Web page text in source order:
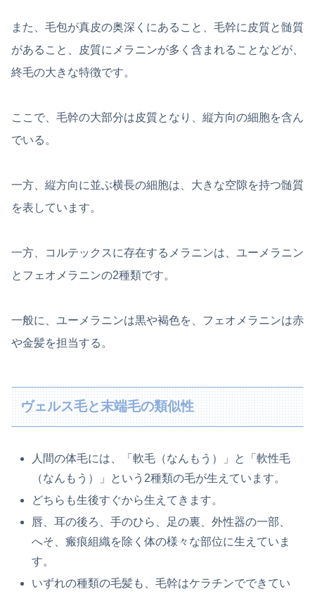
また、毛包が真皮の奥深くにあること、毛幹に皮質と髄質
があること、皮質にメラニンが多く含まれることなどが、
終毛の大きな特徴です。
ここで、毛幹の大部分は皮質となり、縦方向の細胞を含ん
でいる。
一方、縦方向に並ぶ横長の細胞は、大きな空隙を持つ髄質
を表しています。
一方、コルテックスに存在するメラニンは、ユーメラニン
とフェオメラニンの2種類です。
一般に、ユーメラニンは黒や褐色を、フェオメラニンは赤
や金髪を担当する。
ヴェルス毛と末端毛の類似性
人間の体毛には、「軟毛（なんもう）」と「軟性毛
（なんもう）」という2種類の毛が生えています。
どちらも生後すぐから生えてきます。
唇、耳の後ろ、手のひら、足の裏、外性器の一部、
へそ、瘢痕組織を除く体の様々な部位に生えていま
す。
いずれの種類の毛髪も、毛幹はケラチンでできてい